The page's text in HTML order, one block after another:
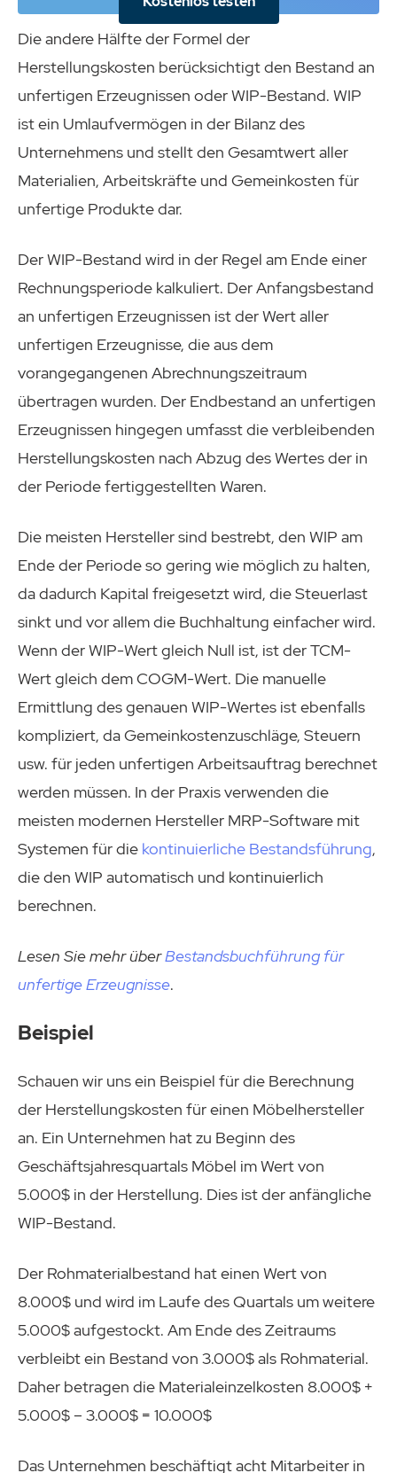
Die andere Hälfte der Formel der
Herstellungskosten berücksichtigt den Bestand an
unfertigen Erzeugnissen oder WIP-Bestand. WIP
ist ein Umlaufvermögen in der Bilanz des
Unternehmens und stellt den Gesamtwert aller
Materialien, Arbeitskräfte und Gemeinkosten für
unfertige Produkte dar.
Der WIP-Bestand wird in der Regel am Ende einer
Rechnungsperiode kalkuliert. Der Anfangsbestand
an unfertigen Erzeugnissen ist der Wert aller
unfertigen Erzeugnisse, die aus dem
vorangegangenen Abrechnungszeitraum
übertragen wurden. Der Endbestand an unfertigen
Erzeugnissen hingegen umfasst die verbleibenden
Herstellungskosten nach Abzug des Wertes der in
der Periode fertiggestellten Waren.
Die meisten Hersteller sind bestrebt, den WIP am
Ende der Periode so gering wie möglich zu halten,
da dadurch Kapital freigesetzt wird, die Steuerlast
sinkt und vor allem die Buchhaltung einfacher wird.
Wenn der WIP-Wert gleich Null ist, ist der TCM-
Wert gleich dem COGM-Wert. Die manuelle
Ermittlung des genauen WIP-Wertes ist ebenfalls
kompliziert, da Gemeinkostenzuschläge, Steuern
usw. für jeden unfertigen Arbeitsauftrag berechnet
werden müssen. In der Praxis verwenden die
meisten modernen Hersteller MRP-Software mit
Systemen für die kontinuierliche Bestandsführung,
die den WIP automatisch und kontinuierlich
berechnen.
Lesen Sie mehr überBestandsbuchführung für
unfertige Erzeugnisse.
Beispiel
Schauen wir uns ein Beispiel für die Berechnung
der Herstellungskosten für einen Möbelhersteller
an. Ein Unternehmen hat zu Beginn des
Geschäftsjahresquartals Möbel im Wert von
5.000$ in der Herstellung. Dies ist der anfängliche
WIP-Bestand.
Der Rohmaterialbestand hat einen Wert von
8.000$ und wird im Laufe des Quartals um weitere
5.000$ aufgestockt. Am Ende des Zeitraums
verbleibt ein Bestand von 3.000$ als Rohmaterial.
Daher betragen die Materialeinzelkosten 8.000$ +
5.000$ – 3.000$ = 10.000$
Das Unternehmen beschäftigt acht Mitarbeiter in